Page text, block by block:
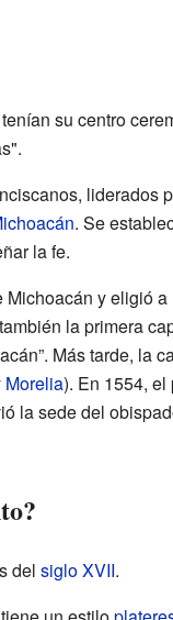
su centro
liderados
. Se
la fe.
Michoacán y eligió a
la primera
Más tarde, la
Morelia). En 1554, el
la sede del
del siglo XVII.